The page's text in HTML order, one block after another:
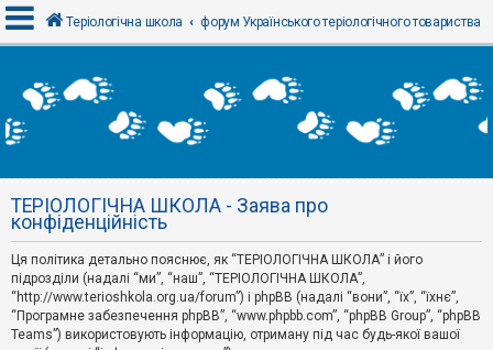
х
і
Р
е
с
т
р
а
ц
і
Теріологічна школа форум Українського теріологічного товариства
ТЕРІОЛОГІЧНА ШКОЛА - Заява про
конфіденційність
Ця політика детально пояснює, як “ТЕРІОЛОГІЧНА ШКОЛА” і його
підрозділи (надалі “ми”, “наш”, “ТЕРІОЛОГІЧНА ШКОЛА”,
“http://www.terioshkola.org.ua/forum”) і phpBB (надалі “вони”, “їх”, “їхнє”,
“Програмне забезпечення phpBB”, “www.phpbb.com”, “phpBB Group”, “phpBB
Teams”) використовують інформацію, отриману під час будь-якої вашої